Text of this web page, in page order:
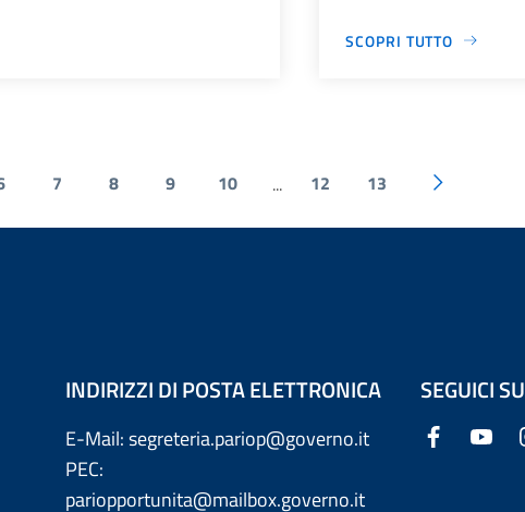
SCOPRI TUTTO
7 8 9 10 ... 12 13
INDIRIZZI DI POSTA ELETTRONICA
E-Mail: segreteria.pariop@governo.it
PEC:
pariopportunita@mailbox.governo.it
SEGUICI SU